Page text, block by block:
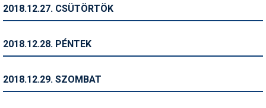
Utazási tippek
2018.12.27. CSÜTÖRTÖK
2018.12.28. PÉNTEK
2018.12.29. SZOMBAT